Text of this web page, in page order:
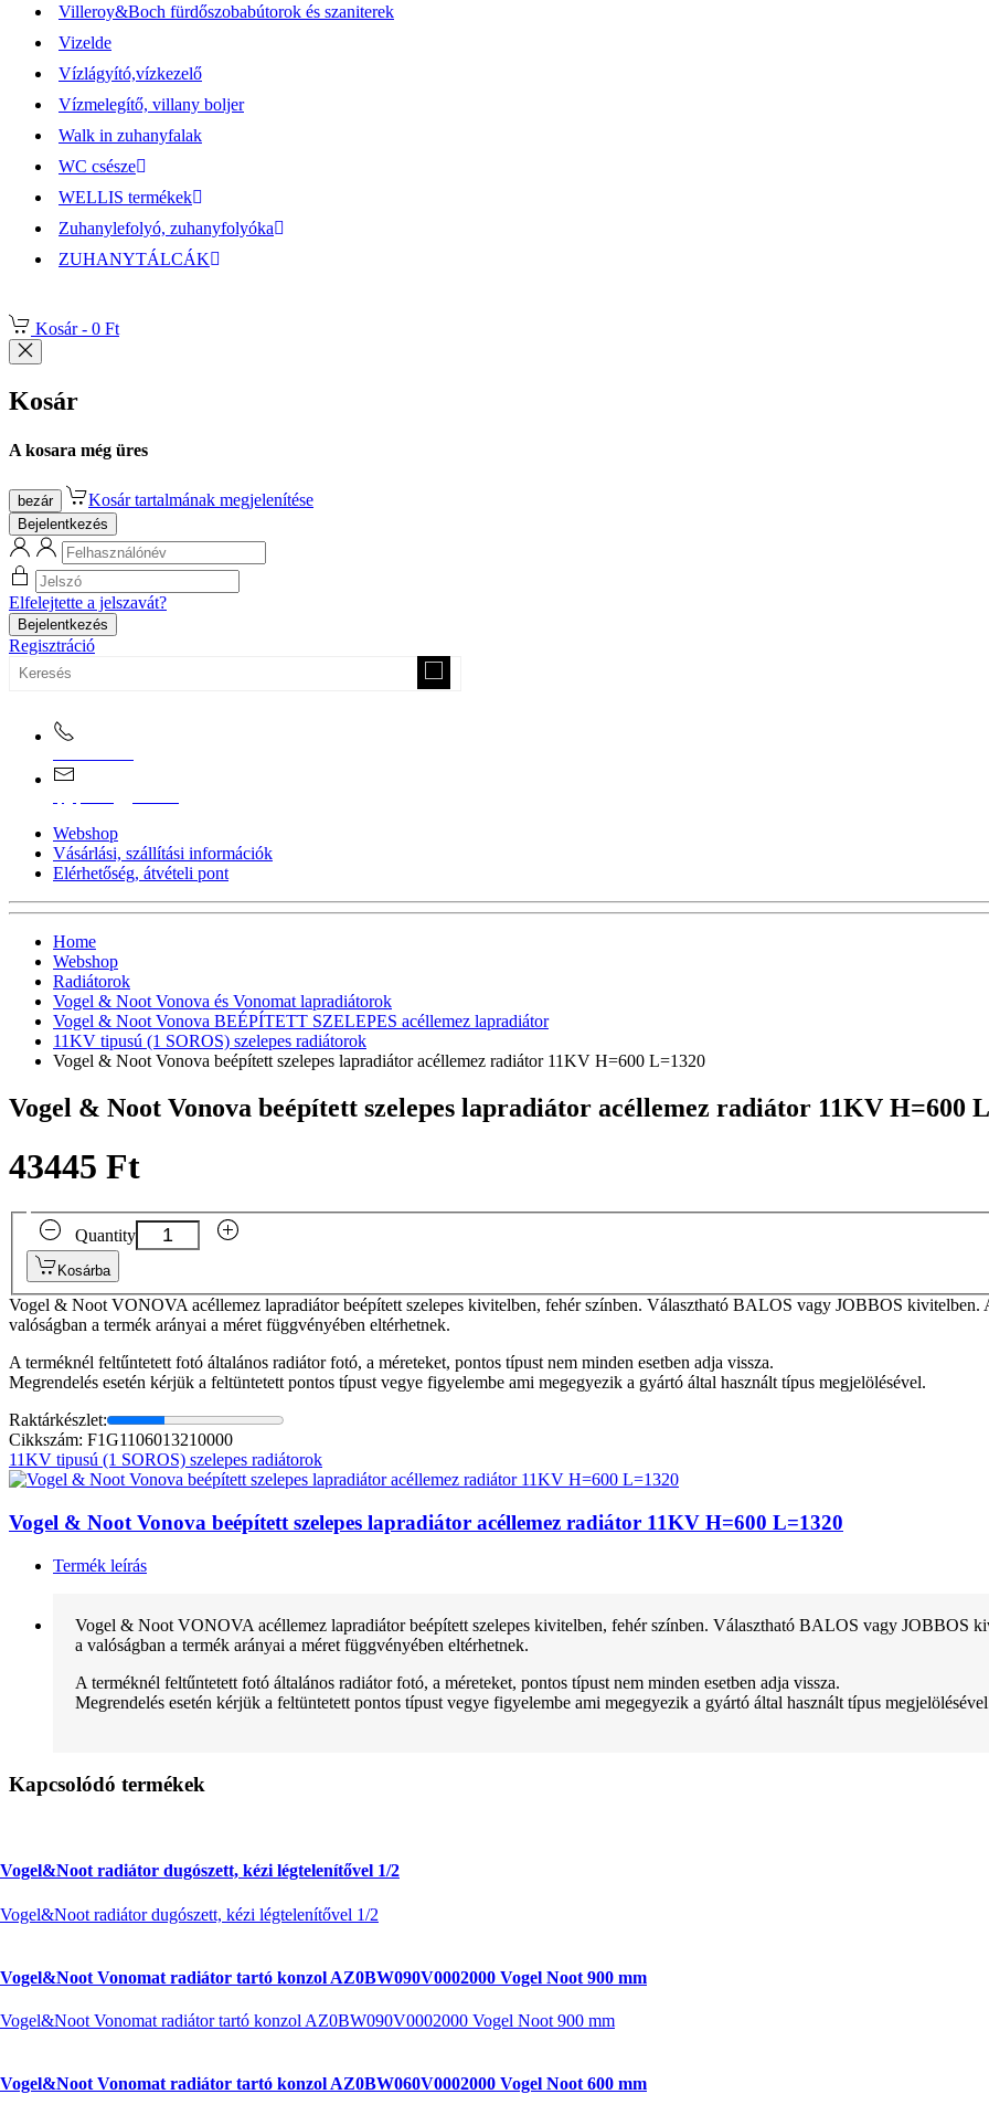
Villeroy&Boch fürdőszobabútorok és szaniterek
Vizelde
Vízlágyító,vízkezelő
Vízmelegítő, villany boljer
Walk in zuhanyfalak
WC csésze
WELLIS termékek
Zuhanylefolyó, zuhanyfolyóka
ZUHANYTÁLCÁK
Kosár - 0 Ft
Kosár
A kosara még üres
bezár Kosár tartalmának megjelenítése
Bejelentkezés
Elfelejtette a jelszavát?
Bejelentkezés
Regisztráció
Webshop
Vásárlási, szállítási információk
Elérhetőség, átvételi pont
Home
Webshop
Radiátorok
Vogel & Noot Vonova és Vonomat lapradiátorok
Vogel & Noot Vonova BEÉPÍTETT SZELEPES acéllemez lapradiátor
11KV tipusú (1 SOROS) szelepes radiátorok
Vogel & Noot Vonova beépített szelepes lapradiátor acéllemez radiátor 11KV H=600 L=1320
Vogel & Noot Vonova beépített szelepes lapradiátor acéllemez radiátor 11KV H=600
43445 Ft
Quantity
Kosárba
Vogel & Noot VONOVA acéllemez lapradiátor beépített szelepes kivitelben, fehér színben. Választható BALOS vagy JOBBOS kivitelben.
valóságban a termék arányai a méret függvényében eltérhetnek.
A terméknél feltűntetett fotó általános radiátor fotó, a méreteket, pontos típust nem minden esetben adja vissza.
Megrendelés esetén kérjük a feltüntetett pontos típust vegye figyelembe ami megegyezik a gyártó által használt típus megjelölésével.
Raktárkészlet:
Cikkszám: F1G1106013210000
11KV tipusú (1 SOROS) szelepes radiátorok
Vogel & Noot Vonova beépített szelepes lapradiátor acéllemez radiátor 11KV H=600 L=1320
Termék leírás
Vogel & Noot VONOVA acéllemez lapradiátor beépített szelepes kivitelben, fehér színben. Választható BALOS vagy JOBBOS
a valóságban a termék arányai a méret függvényében eltérhetnek.
A terméknél feltűntetett fotó általános radiátor fotó, a méreteket, pontos típust nem minden esetben adja vissza.
Megrendelés esetén kérjük a feltüntetett pontos típust vegye figyelembe ami megegyezik a gyártó által használt típus
Kapcsolódó termékek
Vogel&Noot radiátor dugószett, kézi légtelenítővel 1/2
Vogel&Noot radiátor dugószett, kézi légtelenítővel 1/2
Vogel&Noot Vonomat radiátor tartó konzol AZ0BW090V0002000 Vogel Noot 900 mm
Vogel&Noot Vonomat radiátor tartó konzol AZ0BW090V0002000 Vogel Noot 900 mm
Vogel&Noot Vonomat radiátor tartó konzol AZ0BW060V0002000 Vogel Noot 600 mm